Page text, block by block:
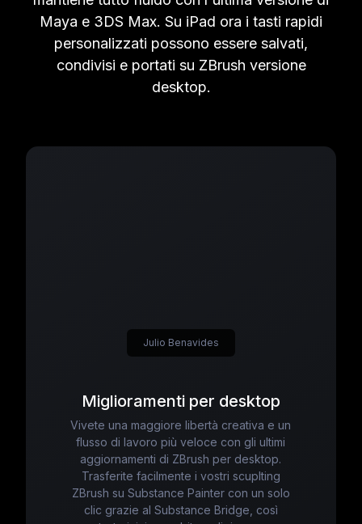
Maya e 3DS Max. Su iPad ora i tasti rapidi
personalizzati possono essere salvati,
condivisi e portati su ZBrush versione
desktop.
Miglioramenti per desktop
Vivete una maggiore libertà creativa e un
flusso di lavoro più veloce con gli ultimi
aggiornamenti di ZBrush per desktop.
Trasferite facilmente i vostri scuplting
ZBrush su Substance Painter con un solo
clic grazie al Substance Bridge, così
Julio Benavides